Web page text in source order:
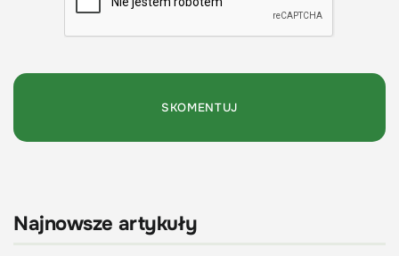
Najnowsze artykuły